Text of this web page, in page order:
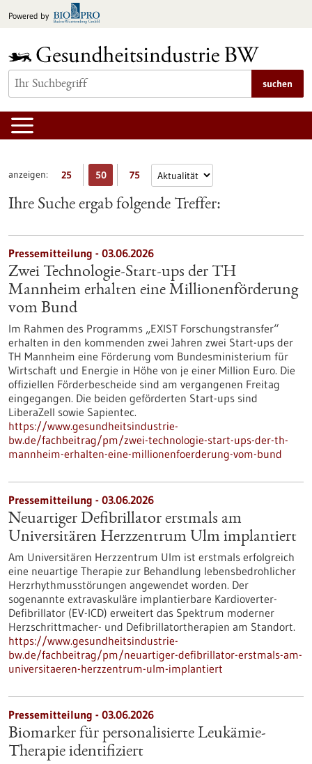
Inhalt
Powered by
suchen
anzeigen: 25 50 75
Ihre Suche ergab folgende Treffer:
Pressemitteilung - 03.06.2026
Zwei Technologie-Start-ups der TH
Mannheim erhalten eine Millionenförderung
vom Bund
Im Rahmen des Programms „EXIST Forschungstransfer“
erhalten in den kommenden zwei Jahren zwei Start-ups der
TH Mannheim eine Förderung vom Bundesministerium für
Wirtschaft und Energie in Höhe von je einer Million Euro. Die
offiziellen Förderbescheide sind am vergangenen Freitag
eingegangen. Die beiden geförderten Start-ups sind
LiberaZell sowie Sapientec.
https://www.gesundheitsindustrie-
bw.de/fachbeitrag/pm/zwei-technologie-start-ups-der-th-
mannheim-erhalten-eine-millionenfoerderung-vom-bund
Pressemitteilung - 03.06.2026
Neuartiger Defibrillator erstmals am
Universitären Herzzentrum Ulm implantiert
Am Universitären Herzzentrum Ulm ist erstmals erfolgreich
eine neuartige Therapie zur Behandlung lebensbedrohlicher
Herzrhythmusstörungen angewendet worden. Der
sogenannte extravaskuläre implantierbare Kardioverter-​
Defibrillator (EV-​ICD) erweitert das Spektrum moderner
Herzschrittmacher-​ und Defibrillatortherapien am Standort.
https://www.gesundheitsindustrie-
bw.de/fachbeitrag/pm/neuartiger-defibrillator-erstmals-am-
universitaeren-herzzentrum-ulm-implantiert
Pressemitteilung - 03.06.2026
Biomarker für personalisierte Leukämie-
Therapie identifiziert